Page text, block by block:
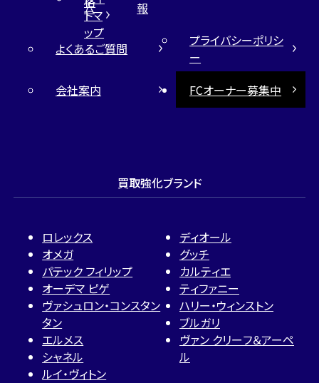
ム
報
トマ
ップ
よくあるご質問
プライバシーポリシ
ー
会社案内
FCオーナー募集中
買取強化ブランド
ロレックス
オメガ
パテック フィリップ
オーデマ ピゲ
ヴァシュロン・コンスタン
タン
エルメス
シャネル
ルイ・ヴィトン
ディオール
グッチ
カルティエ
ティファニー
ハリー・ウィンストン
ブルガリ
ヴァン クリーフ＆アーペ
ル